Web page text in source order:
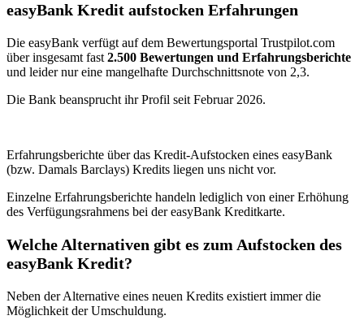
easyBank Kredit aufstocken Erfahrungen
Die easyBank verfügt auf dem Bewertungsportal Trustpilot.com
über insgesamt fast 2.500 Bewertungen und Erfahrungsberichte
und leider nur eine mangelhafte Durchschnittsnote von 2,3.
Die Bank beansprucht ihr Profil seit Februar 2026.
Erfahrungsberichte über das Kredit-Aufstocken eines easyBank
(bzw. Damals Barclays) Kredits liegen uns nicht vor.
Einzelne Erfahrungsberichte handeln lediglich von einer Erhöhung
des Verfügungsrahmens bei der easyBank Kreditkarte.
Welche Alternativen gibt es zum Aufstocken des
easyBank Kredit?
Neben der Alternative eines neuen Kredits existiert immer die
Möglichkeit der Umschuldung.